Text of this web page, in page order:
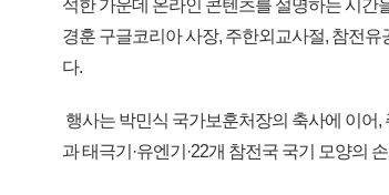
석한 가운데 온라인 콘텐츠를 설명하는 시간
경훈 구글코리아 사장, 주한외교사절, 참전
다.
행사는 박민식 국가보훈처장의 축사에 이어,
과 태극기·유엔기·22개 참전국 국기 모양의